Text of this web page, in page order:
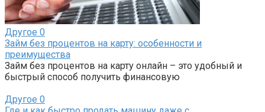
Другое 0
Займ без процентов на карту: особенности и
преимущества
Займ без процентов на карту онлайн – это удобный и
быстрый способ получить финансовую
Другое 0